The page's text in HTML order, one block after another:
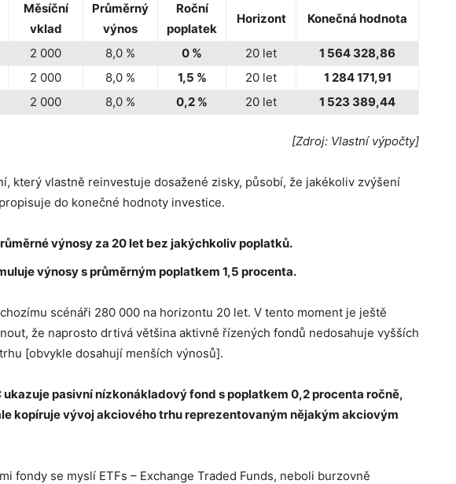
Měsíční
vklad
Průměrný
výnos
Roční
poplatek
Horizont Konečná hodnota
2 000 8,0 % 0 % 20 let
1 564 328,86
2 000 8,0 % 1,5 % 20 let
1 284 171,91
2 000 8,0 % 0,2 % 20 let 1 523 389,44
[Zdroj: Vlastní výpočty]
který vlastně reinvestuje dosažené zisky, působí, že jakékoliv zvýšení
do konečné hodnoty investice.
výnosy za 20 let bez jakýchkoliv poplatků.
výnosy s průměrným poplatkem 1,5 procenta.
scénáři 280 000 na horizontu 20 let. V tento moment je ještě
že naprosto drtivá většina aktivně řízených fondů nedosahuje vyšších
[obvykle dosahují menších výnosů].
ukazuje pasivní nízkonákladový fond s poplatkem 0,2 procenta ročně,
kopíruje vývoj akciového trhu reprezentovaným nějakým akciovým
fondy se myslí ETFs – Exchange Traded Funds, neboli burzovně